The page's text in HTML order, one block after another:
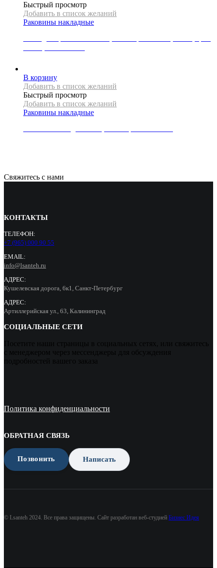
Быстрый просмотр
Добавить в список желаний
Раковины накладные
В корзину
Добавить в список желаний
Быстрый просмотр
Добавить в список желаний
Раковины накладные
Свяжитесь с нами
КОНТАКТЫ
ТЕЛЕФОН:
+7 (965) 000 90 55
EMAIL:
info@lsanteh.ru
АДРЕС:
Кушелевская дорога, 6к1, Санкт-Петербург
АДРЕС:
Артиллерийская ул., 63, Калининград
СОЦИАЛЬНЫЕ СЕТИ
Посетите наши страницы в социальных сетях, или свяжитесь
с менеджером через мессенджеры для обсуждения
подробностей вашего заказа
Политика конфиденциальности
ОБРАТНАЯ СВЯЗЬ
Позвонить Написать
© Lsanteh 2024. Все права защищены. Сайт разработан веб-студией Бизнес Идея